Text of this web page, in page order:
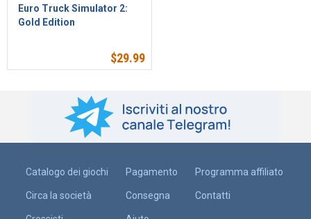
Euro Truck Simulator 2:
Gold Edition
$29.99
Catalogo dei giochi
Circa la società
Pagamento
Consegna
Programma affiliato
Contatti